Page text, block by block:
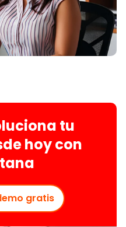
tu
hoy con
gratis